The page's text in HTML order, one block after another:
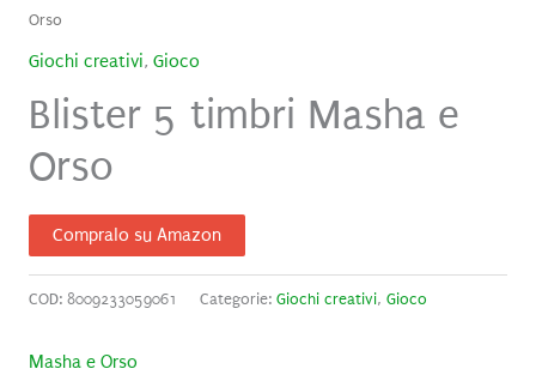
Orso
Giochi creativi, Gioco
Blister 5 timbri Masha e
Orso
Compralo su Amazon
COD: 8009233059061 Categorie: Giochi creativi, Gioco
Masha e Orso